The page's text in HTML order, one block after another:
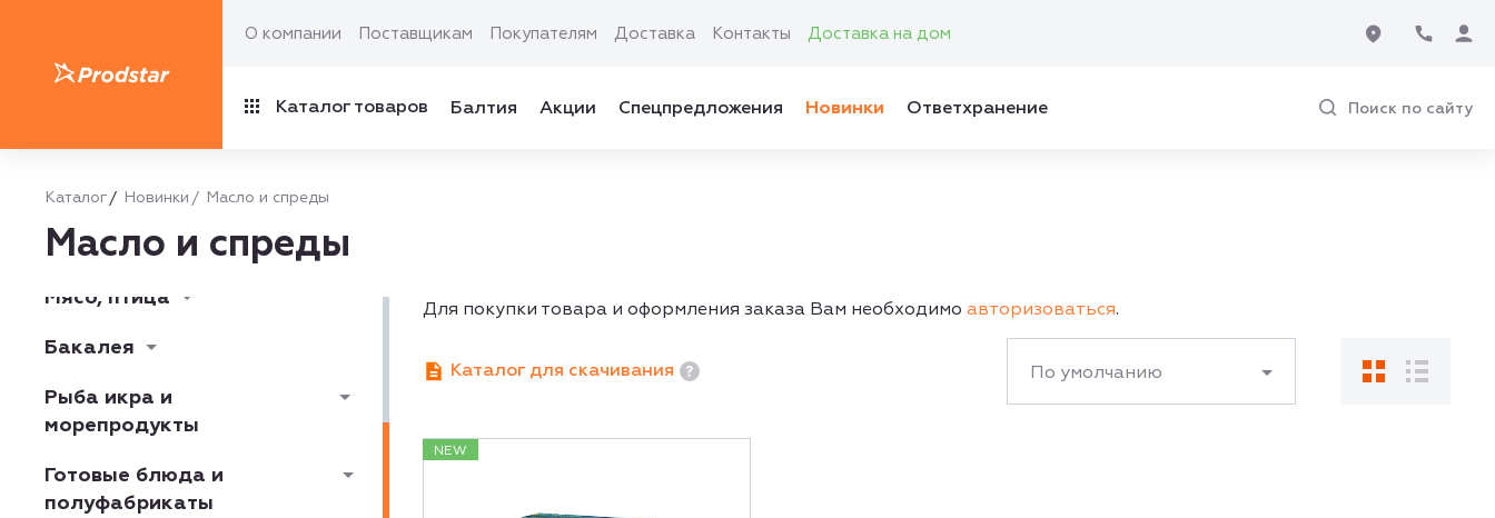
О компании Поставщикам Покупателям Доставка Контакты Доставка на дом
Каталог товаров Балтия Акции Спецпредложения Новинки Ответхранение Поиск по сайту
Каталог Новинки Масло и спреды
Масло и спреды
Молокопродукты и яйцо
Сыр
Мясная гастрономия
Мясо, птица
Бакалея
Рыба икра и
морепродукты
Готовые блюда и
полуфабрикаты
Для покупки товара и оформления заказа Вам необходимо авторизоваться.
Каталог для скачивания По умолчанию
NEW